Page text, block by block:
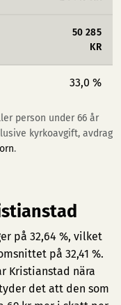
50 285
KR
33,0 %
person under 66 år
kyrkoavgift, avdrag
.
på 32,64 %, vilket
på 32,41 %.
Kristianstad nära
det att den som